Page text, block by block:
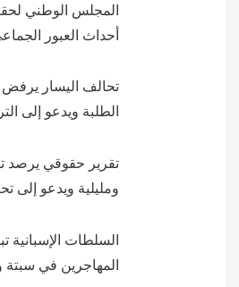
المجلس الوطني
أحداث العبور
تحالف اليسار
الطلبة ويدعو إلى
تقرير حقوقي يرصد
ومليلية ويدعو
السلطات الإسبانية
المهاجرين في